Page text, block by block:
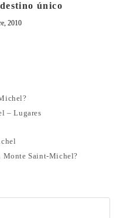
único
2010
– Lugares
Monte Saint-Michel?